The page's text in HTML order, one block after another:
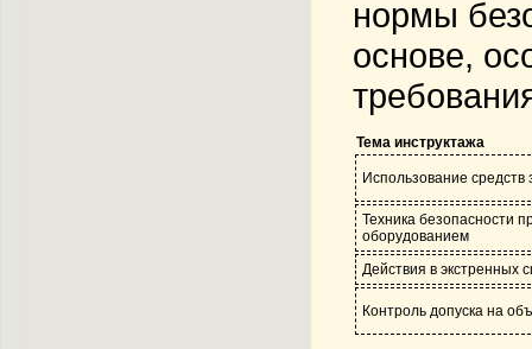
нормы
основе,
Тема инструктажа
Использование
Техника безопасности
оборудованием
Действия в экстренных
Контроль допуска на